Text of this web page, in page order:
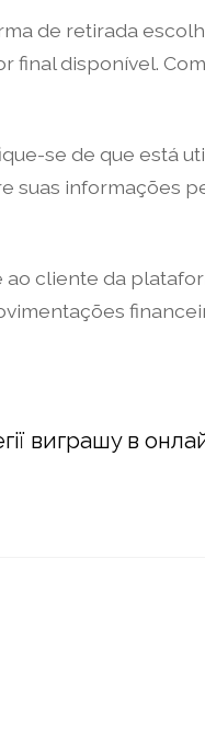
de retirada
final disponível.
se de que está
informações
cliente da
виграшу в